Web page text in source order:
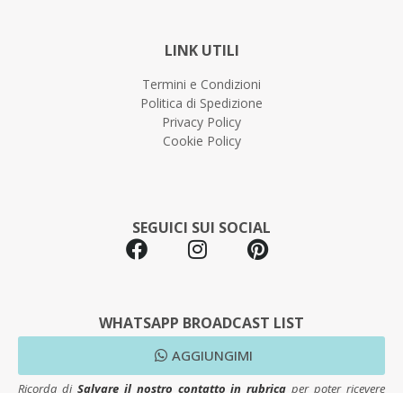
LINK UTILI
Termini e Condizioni
Politica di Spedizione
Privacy Policy
Cookie Policy
SEGUICI SUI SOCIAL
WHATSAPP BROADCAST LIST
AGGIUNGIMI
Ricorda di Salvare il nostro contatto in rubrica per poter ricevere